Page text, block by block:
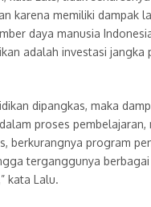
karena memiliki dampak
daya manusia
adalah investasi jangka
dipangkas, maka
proses pembelajaran,
berkurangnya program
terganggunya
kata Lalu.